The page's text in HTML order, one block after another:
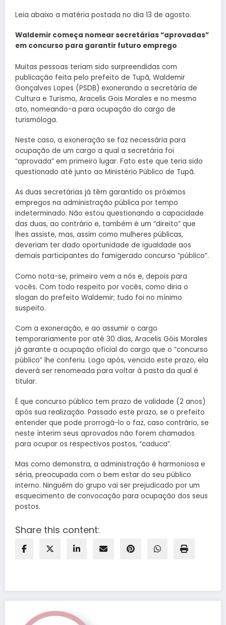
Leia abaixo a matéria postada no dia 13 de agosto.
Waldemir começa nomear secretárias “aprovadas”
em concurso para garantir futuro emprego
Muitas pessoas teriam sido surpreendidas com
publicação feita pelo prefeito de Tupã, Waldemir
Gonçalves Lopes (PSDB) exonerando a secretária de
Cultura e Turismo, Aracelis Gois Morales e no mesmo
ato, nomeando-a para ocupação do cargo de
turismóloga.
Neste caso, a exoneração se faz necessária para
ocupação de um cargo a qual a secretária foi
“aprovada” em primeiro lugar. Fato este que teria sido
questionado até junto ao Ministério Público de Tupã.
As duas secretárias já têm garantido os próximos
empregos na administração pública por tempo
indeterminado. Não estou questionando a capacidade
das duas, ao contrário e, também é um “direito” que
lhes assiste, mas, assim como mulheres públicas,
deveriam ter dado oportunidade de igualdade aos
demais participantes do famigerado concurso “público”.
Como nota-se, primeiro vem a nós e, depois para
vocês. Com todo respeito por vocês, como diria o
slogan do prefeito Waldemir; tudo foi no mínimo
suspeito.
Com a exoneração, e ao assumir o cargo
temporariamente por até 30 dias, Aracelis Góis Morales
já garante a ocupação oficial do cargo que o “concurso
público” lhe conferiu. Logo após, vencido este prazo, ela
deverá ser renomeada para voltar à pasta da qual é
titular.
É que concurso público tem prazo de validade (2 anos)
após sua realização. Passado este prazo, se o prefeito
entender que pode prorrogá-lo o faz, caso contrário, se
neste ínterim seus aprovados não forem chamados
para ocupar os respectivos postos, “caduca”.
Mas como demonstra, a administração é harmoniosa e
séria, preocupada com o bem estar do seu público
interno. Ninguém do grupo vai ser prejudicado por um
esquecimento de convocação para ocupação dos seus
postos.
Share this content: